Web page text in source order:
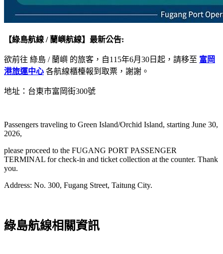
【綠島航線 / 蘭嶼航線】最新公告:
欲前往 綠島 / 蘭嶼 的旅客，自115年6月30日起，請移至 富岡
港旅運中心 各航線櫃檯報到取票，謝謝。
地址：台東市富岡街300號
Passengers traveling to Green Island/Orchid Island, starting June 30,
2026,
please proceed to the FUGANG PORT PASSENGER
TERMINAL for check-in and ticket collection at the counter. Thank
you.
Address: No. 300, Fugang Street, Taitung City.
綠島航線相關資訊